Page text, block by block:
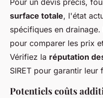
Pour un devis précis,
surface totale, l'état
spécifiques en
pour comparer les prix
Vérifiez la réputation
SIRET pour garantir leur
Potentiels coûts